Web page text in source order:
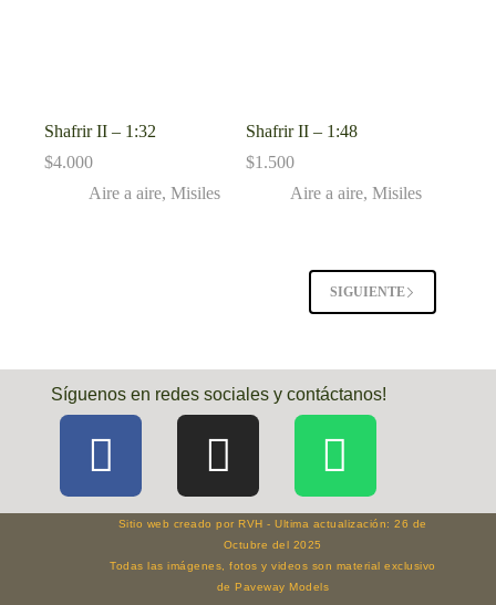
Shafrir II – 1:32
$4.000
Aire a aire, Misiles
Shafrir II – 1:48
$1.500
Aire a aire,Misiles
SIGUIENTE
Síguenos en redes sociales y contáctanos!
Sitio web creado por RVH - Ultima actualización: 26 de
Octubre del 2025
Todas las imágenes, fotos y videos son material exclusivo
de Paveway Models